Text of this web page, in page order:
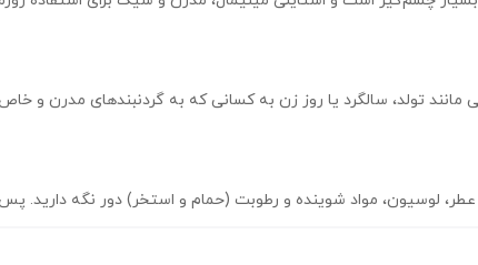
تولد، سالگرد یا روز زن به کسانی که به گردنبندهای مدرن و
لوسیون، مواد شوینده و رطوبت (حمام و استخر) دور نگه دارید.